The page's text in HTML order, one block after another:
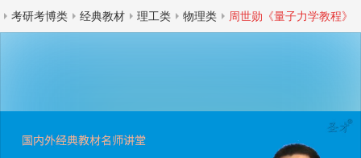
考研考博类 经典教材 理工类 物理类 周世勋《量子力学教程》